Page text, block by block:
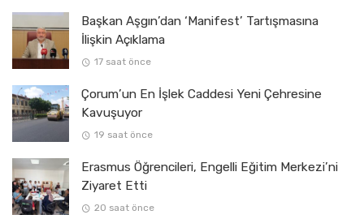
Başkan Aşgın’dan ‘Manifest’ Tartışmasına
İlişkin Açıklama
17 saat önce
Çorum’un En İşlek Caddesi Yeni Çehresine
Kavuşuyor
19 saat önce
Erasmus Öğrencileri, Engelli Eğitim Merkezi’ni
Ziyaret Etti
20 saat önce